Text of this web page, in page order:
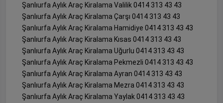
Şanlıurfa Aylık Araç Kiralama Valilik 0414 313 43 43
Şanlıurfa Aylık Araç Kiralama Çarşı 0414 313 43 43
Şanlıurfa Aylık Araç Kiralama Hamidiye 0414 313 43 43
Şanlıurfa Aylık Araç Kiralama Kısas 0414 313 43 43
Şanlıurfa Aylık Araç Kiralama Uğurlu 0414 313 43 43
Şanlıurfa Aylık Araç Kiralama Pekmezli 0414 313 43 43
Şanlıurfa Aylık Araç Kiralama Ayran 0414 313 43 43
Şanlıurfa Aylık Araç Kiralama Mezra 0414 313 43 43
Şanlıurfa Aylık Araç Kiralama Yaylak 0414 313 43 43